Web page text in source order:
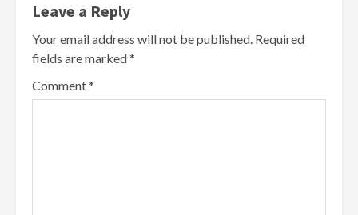
Leave a Reply
Your email address will not be published. Required
fields are marked*
Comment*